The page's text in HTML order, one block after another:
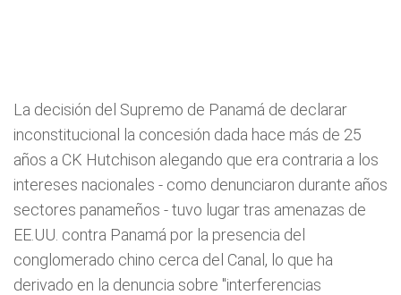
La decisión del Supremo de Panamá de declarar
inconstitucional la concesión dada hace más de 25
años a CK Hutchison alegando que era contraria a los
intereses nacionales - como denunciaron durante años
sectores panameños - tuvo lugar tras amenazas de
EE.UU. contra Panamá por la presencia del
conglomerado chino cerca del Canal, lo que ha
derivado en la denuncia sobre "interferencias